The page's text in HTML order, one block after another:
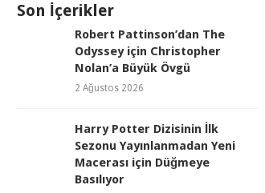
Son İçerikler
Robert Pattinson’dan The
Odyssey için Christopher
Nolan’a Büyük Övgü
2 Ağustos 2026
Harry Potter Dizisinin İlk
Sezonu Yayınlanmadan Yeni
Macerası için Düğmeye
Basılıyor